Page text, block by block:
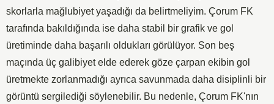
skorlarla mağlubiyet yaşadığı da belirtmeliyim. Çorum FK
tarafında bakıldığında ise daha stabil bir grafik ve gol
üretiminde daha başarılı oldukları görülüyor. Son beş
maçında üç galibiyet elde ederek göze çarpan ekibin gol
üretmekte zorlanmadığı ayrıca savunmada daha disiplinli bir
görüntü sergilediği söylenebilir. Bu nedenle, Çorum FK'nın